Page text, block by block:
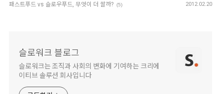
패스트푸드 vs 슬로우푸드, 무엇이 더 쌀까? (5) 2012.02.20
슬로워크 블로그
슬로워크는 조직과 사회의 변화에 기여하는 크리에
이티브 솔루션 회사입니다